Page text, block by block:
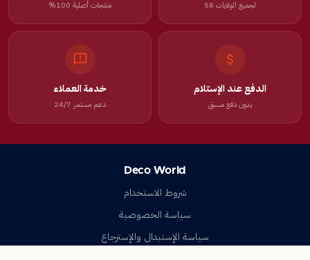
لجميع الولايات 58 منتجات أصلية 100%
الدفع عند الإستلام
بدون دفع مسبق
خدمة العملاء
دعم مستمر 24/7
Deco World
شروط الاستخدام
سياسة الخصوصية
سياسة الإستبدال والإسترجاع